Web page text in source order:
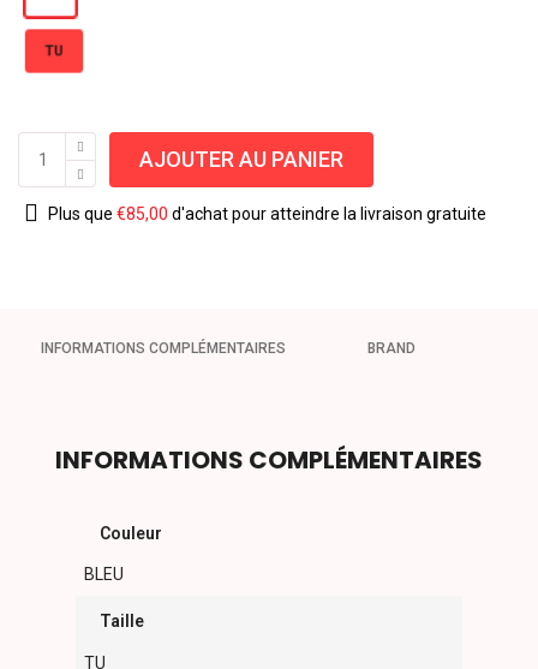
TU
AJOUTER AU PANIER
Plus que €85,00 d'achat pour atteindre la livraison gratuite
INFORMATIONS COMPLÉMENTAIRES BRAND
INFORMATIONS COMPLÉMENTAIRES
Couleur
BLEU
Taille
TU